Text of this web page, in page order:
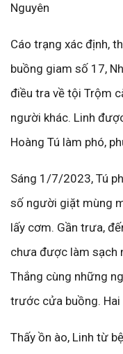
Nguyên
Cáo trạng xác định,
buồng giam số 17,
điều tra về tội Trộm
người khác. Linh
Hoàng Tú làm phó,
Sáng 1/7/2023, Tú
số người giặt mùng
lấy cơm. Gần trưa,
chưa được làm sạch
Thắng cùng những
trước cửa buồng. Hai
Thấy ồn ào, Linh từ